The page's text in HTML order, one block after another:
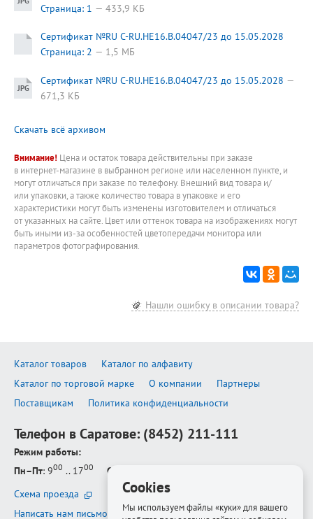
Страница: 1
433,9 КБ
Сертификат №RU C-RU.HE16.B.04047/23 до 15.05.2028
Страница: 2
1,5 МБ
Сертификат №RU C-RU.HE16.B.04047/23 до 15.05.2028
671,3 КБ
Скачать всё архивом
Внимание! Цена и остаток товара действительны при заказе
в интернет-магазине в выбранном регионе или населенном пункте, и
могут отличаться при заказе по телефону. Внешний вид товара и/
или упаковки, а также количество товара в упаковке и его
характеристики могут быть изменены изготовителем и отличаться
от указанных на сайте. Цвет или оттенок товара на изображениях могут
быть иными из-за особенностей цветопередачи монитора или
параметров фотографирования.
Нашли ошибку в описании товара?
Каталог товаров
Каталог по алфавиту
Каталог по торговой марке
О компании
Партнеры
Поставщикам
Политика конфиденциальности
Телефон в Саратове: (8452) 211-111
Режим работы:
Пн–Пт: 900 .. 1700 Сб–Вс
Схема проезда
Написать нам письмо
Cookies
Мы используем файлы «куки» для вашего